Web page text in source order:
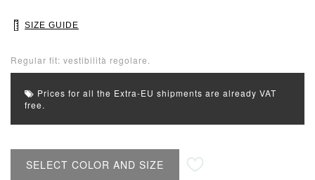
SIZE GUIDE
Regular fit: vestibilità regolare.
Prices for all the Extra-EU shipments are already VAT
free.
SELECT COLOR AND SIZE